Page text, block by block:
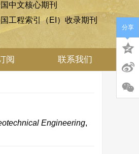
中文核心期刊
工程索引（EI）收录期刊
阅 联系我们
Engineering,
分享